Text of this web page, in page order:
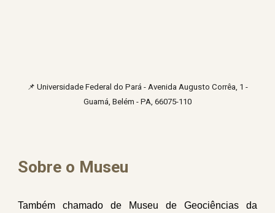
📌 Universidade Federal do Pará - Avenida Augusto Corrêa, 1 -
Guamá, Belém - PA, 66075-110
Sobre o Museu
Também chamado de Museu de Geociências da